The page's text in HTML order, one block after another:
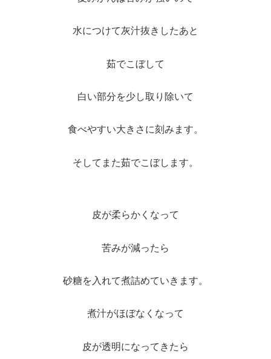
水につけて灰汁抜きしたあと
茹でこぼして
白い部分を少し取り除いて
食べやすい大きさに刻みます。
そしてまた茹でこぼします。
皮が柔らかくなって
苦みが減ったら
砂糖を入れて煮詰めていきます。
煮汁がほぼなくなって
皮が透明になってきたら